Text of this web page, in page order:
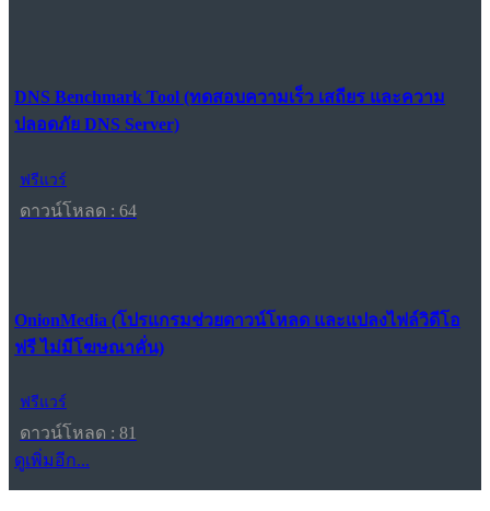
DNS Benchmark Tool (ทดสอบความเร็ว เสถียร และความ
ปลอดภัย DNS Server)
ฟรีแวร์
ดาวน์โหลด : 64
OnionMedia (โปรแกรมช่วยดาวน์โหลด และแปลงไฟล์วิดีโอ
ฟรี ไม่มีโฆษณาคั่น)
ฟรีแวร์
ดาวน์โหลด : 81
ดูเพิ่มอีก...